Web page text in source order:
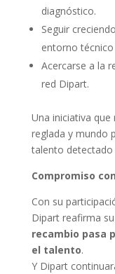
diagnóstico.
Seguir
entorno
Acercarse a la
red Dipart.
Una iniciativa
reglada y mundo
talento detectado
Compromiso
Con su
Dipart reafirma
recambio pasa
el talento.
Y Dipart